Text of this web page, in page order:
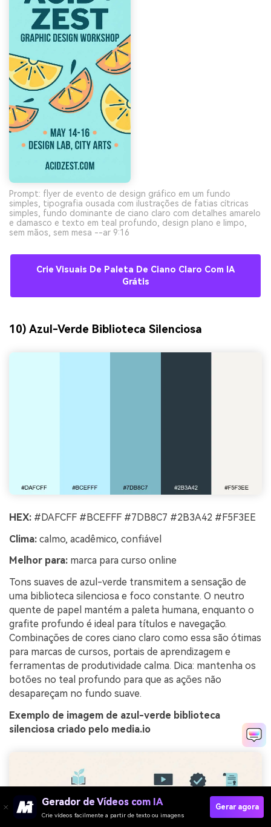
Prompt: flyer de evento de design gráfico em um fundo
simples, tipografia ousada com ilustrações de fatias cítricas
simples, fundo dominante de ciano claro com detalhes amarelo
e damasco e texto em teal profundo, design plano e limpo,
sem mãos, sem mesa --ar 9:16
Crie Visuais De Paleta De Ciano Claro Com IA
Grátis
10) Azul-Verde Biblioteca Silenciosa
HEX: #DAFCFF #BCEFFF #7DB8C7 #2B3A42 #F5F3EE
Clima: calmo, acadêmico, confiável
Melhor para: marca para curso online
Tons suaves de azul-verde transmitem a sensação de
uma biblioteca silenciosa e foco constante. O neutro
quente de papel mantém a paleta humana, enquanto o
grafite profundo é ideal para títulos e navegação.
Combinações de cores ciano claro como essa são ótimas
para marcas de cursos, portais de aprendizagem e
ferramentas de produtividade calma. Dica: mantenha os
botões no teal profundo para que as ações não
desapareçam no fundo suave.
Exemplo de imagem de azul-verde biblioteca
silenciosa criado pelo media.io
Gerador de Vídeos com IA
Crie vídeos facilmente a partir de texto ou imagens
Gerar agora